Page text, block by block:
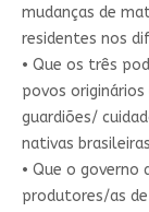
mudanças de
residentes nos
• Que os três
povos
guardiões/
nativas
• Que o
produtores/as